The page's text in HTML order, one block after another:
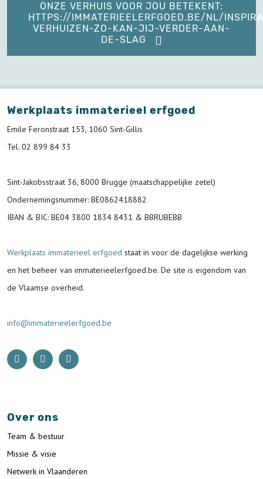
ONZE VERHUIS VOOR JOU BETEKENT:
HTTPS://IMMATERIEELERFGOED.BE/NL/
VERHUIZEN-ZO-KAN-JIJ-VERDER-AAN-
DE-SLAG
Werkplaats immaterieel erfgoed
Emile Feronstraat 153, 1060 Sint-Gillis
Tel. 02 899 84 33
Sint-Jakobsstraat 36, 8000 Brugge (maatschappelijke zetel)
Ondernemingsnummer: BE0862418882
IBAN & BIC: BE04 3800 1834 8431 & BBRUBEBB
Werkplaats immaterieel erfgoed staat in voor de dagelijkse werking
en het beheer van immaterieelerfgoed.be. De site is eigendom van
de Vlaamse overheid.
info@immaterieelerfgoed.be
Over ons
Team & bestuur
Missie & visie
Netwerk in Vlaanderen